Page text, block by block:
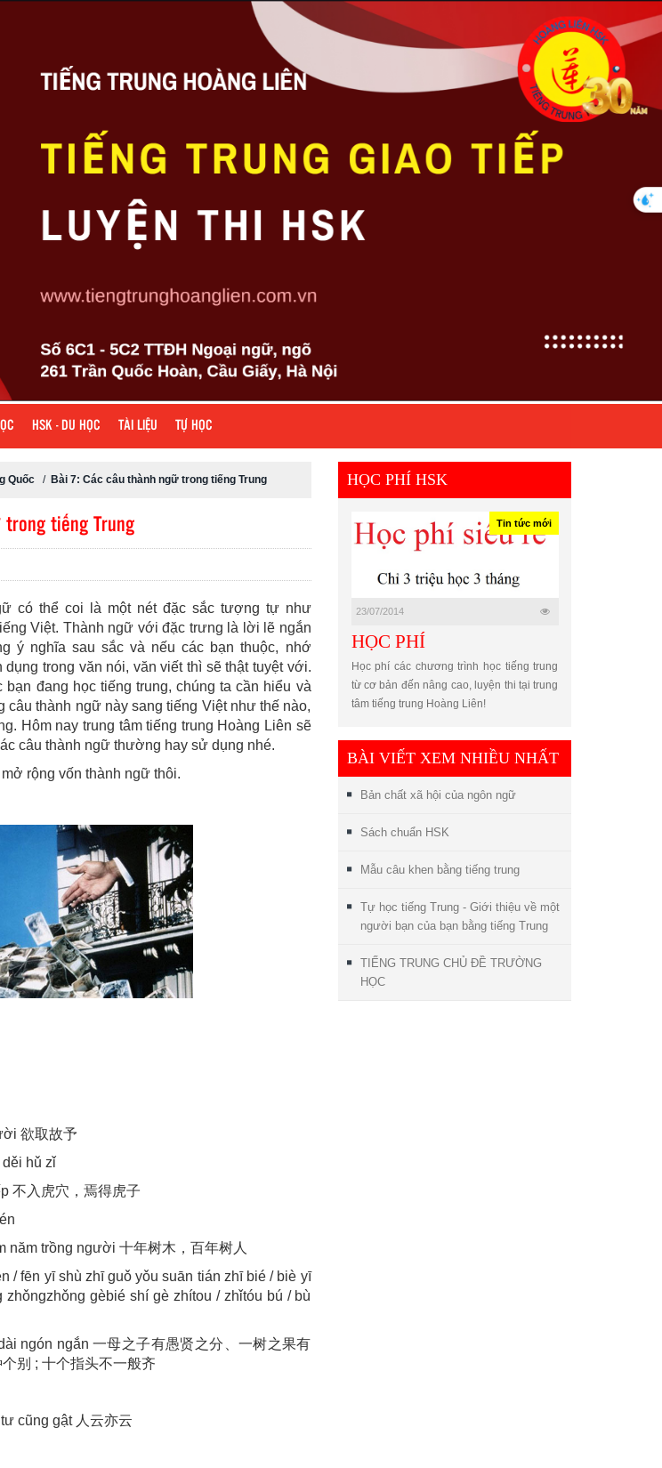
HSK - DU HỌC TÀI LIỆU TỰ HỌC
Quốc/ Bài 7: Các câu thành ngữ trong tiếng Trung
trong tiếng Trung
có thể coi là một nét đặc sắc tượng tự như
Việt. Thành ngữ với đặc trưng là lời lẽ ngắn
ý nghĩa sau sắc và nếu các bạn thuộc, nhớ
trong văn nói, văn viết thì sẽ thật tuyệt với.
đang học tiếng trung, chúng ta cần hiểu và
thành ngữ này sang tiếng Việt như thế nào,
Hôm nay trung tâm tiếng trung Hoàng Liên sẽ
câu thành ngữ thường hay sử dụng nhé.
rộng vốn thành ngữ thôi.
欲取故予
děi hǔ zǐ
不入虎穴，焉得虎子
năm trồng người 十年树木，百年树人
/ fēn yī shù zhī guǒ yǒu suān tián zhī bié / biè yī
zhǒngzhǒng gèbié shí gè zhítou / zhǐtóu bú / bù
ngón ngắn 一母之子有愚贤之分、一树之果有
别 ; 十个指头不一般齐
cũng gật 人云亦云
HỌC PHÍ HSK
Tin tức mới
23/07/2014
HỌC PHÍ
Học phí các chương trình học tiếng trung
từ cơ bản đến nâng cao, luyện thi tại trung
tâm tiếng trung Hoàng Liên!
BÀI VIẾT XEM NHIỀU NHẤT
Bản chất xã hội của ngôn ngữ
Sách chuẩn HSK
Mẫu câu khen bằng tiếng trung
Tự học tiếng Trung - Giới thiệu về một
người bạn của bạn bằng tiếng Trung
TIẾNG TRUNG CHỦ ĐỀ TRƯỜNG
HỌC